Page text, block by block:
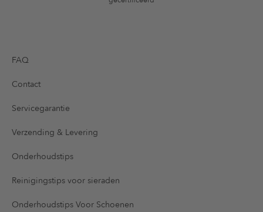
FAQ
Contact
Servicegarantie
Verzending & Levering
Onderhoudstips
Reinigingstips voor sieraden
Onderhoudstips Voor Schoenen